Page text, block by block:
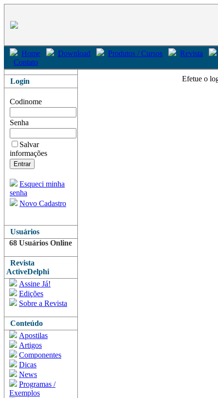
Home Download Produtos / Cursos
Revista
Contato
Login
Codinome
Senha
Salvar
informações
Esqueci minha
senha
Novo Cadastro
Usuários
68 Usuários Online
Revista
ActiveDelphi
Assine Já!
Edições
Sobre a Revista
Conteúdo
Apostilas
Artigos
Componentes
Dicas
News
Programas /
Exemplos
Efetue o